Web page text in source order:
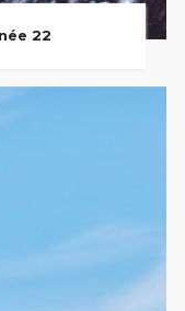
22